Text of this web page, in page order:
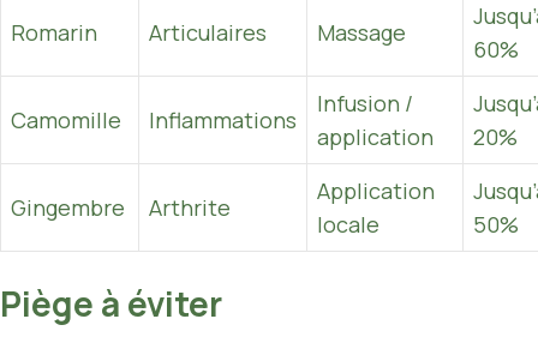
Romarin Articulaires Massage
60%
Camomille Inflammations
Infusion /
application
20%
Gingembre Arthrite
Application
locale
50%
Piège à éviter